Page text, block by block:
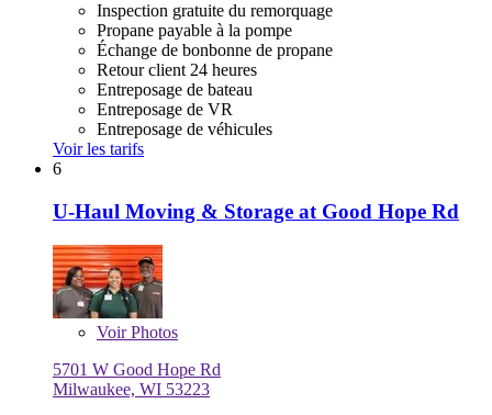
Inspection gratuite du remorquage
Propane payable à la pompe
Échange de bonbonne de propane
Retour client 24 heures
Entreposage de bateau
Entreposage de VR
Entreposage de véhicules
Voir les tarifs
6
U-Haul Moving & Storage at Good Hope Rd
VoirPhotos
5701 W Good Hope Rd
Milwaukee, WI 53223